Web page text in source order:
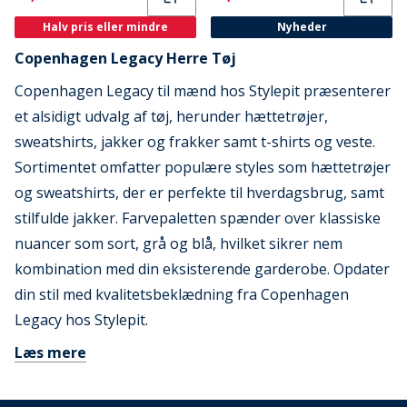
Halv pris eller mindre Nyheder
Copenhagen Legacy Herre Tøj
Copenhagen Legacy til mænd hos Stylepit præsenterer
et alsidigt udvalg af tøj, herunder hættetrøjer,
sweatshirts, jakker og frakker samt t-shirts og veste.
Sortimentet omfatter populære styles som hættetrøjer
og sweatshirts, der er perfekte til hverdagsbrug, samt
stilfulde jakker. Farvepaletten spænder over klassiske
nuancer som sort, grå og blå, hvilket sikrer nem
kombination med din eksisterende garderobe. Opdater
din stil med kvalitetsbeklædning fra Copenhagen
Legacy hos Stylepit.
Læs mere